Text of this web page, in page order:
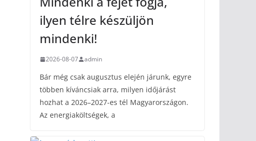
ilyen télre készüljön
mindenki!
2026-08-07 admin
Bár még csak augusztus elején járunk, egyre
többen kíváncsiak arra, milyen időjárást
hozhat a 2026–2027-es tél Magyarországon.
Az energiaköltségek, a